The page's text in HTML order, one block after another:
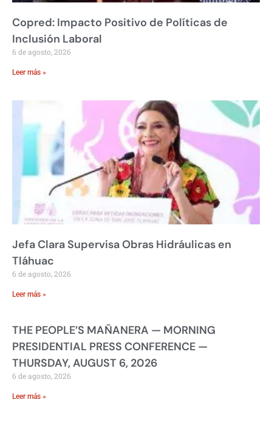
Copred: Impacto Positivo de Políticas de
Inclusión Laboral
6 de agosto, 2026
Leer más »
Jefa Clara Supervisa Obras Hidráulicas en
Tláhuac
6 de agosto, 2026
Leer más »
THE PEOPLE’S MAÑANERA — MORNING
PRESIDENTIAL PRESS CONFERENCE —
THURSDAY, AUGUST 6, 2026
6 de agosto, 2026
Leer más »